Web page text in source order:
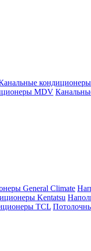
MDV
General Climate
Kentatsu
TCL